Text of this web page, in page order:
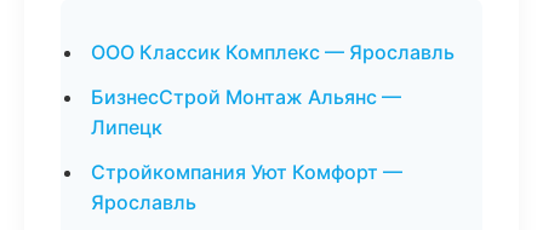
ООО Классик Комплекс — Ярославль
БизнесСтрой Монтаж Альянс —
Липецк
Стройкомпания Уют Комфорт —
Ярославль